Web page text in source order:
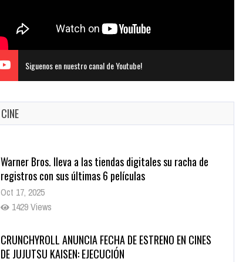
Siguenos en nuestro canal de Youtube!
CINE
Warner Bros. lleva a las tiendas digitales su racha de
registros con sus últimas 6 películas
Oct 17, 2025
1429 Views
CRUNCHYROLL ANUNCIA FECHA DE ESTRENO EN CINES
DE JUJUTSU KAISEN: EJECUCIÓN